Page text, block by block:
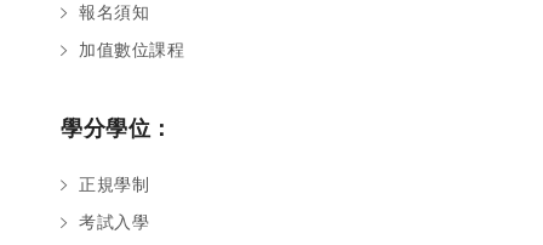
報名須知
加值數位課程
學分學位：
正規學制
考試入學